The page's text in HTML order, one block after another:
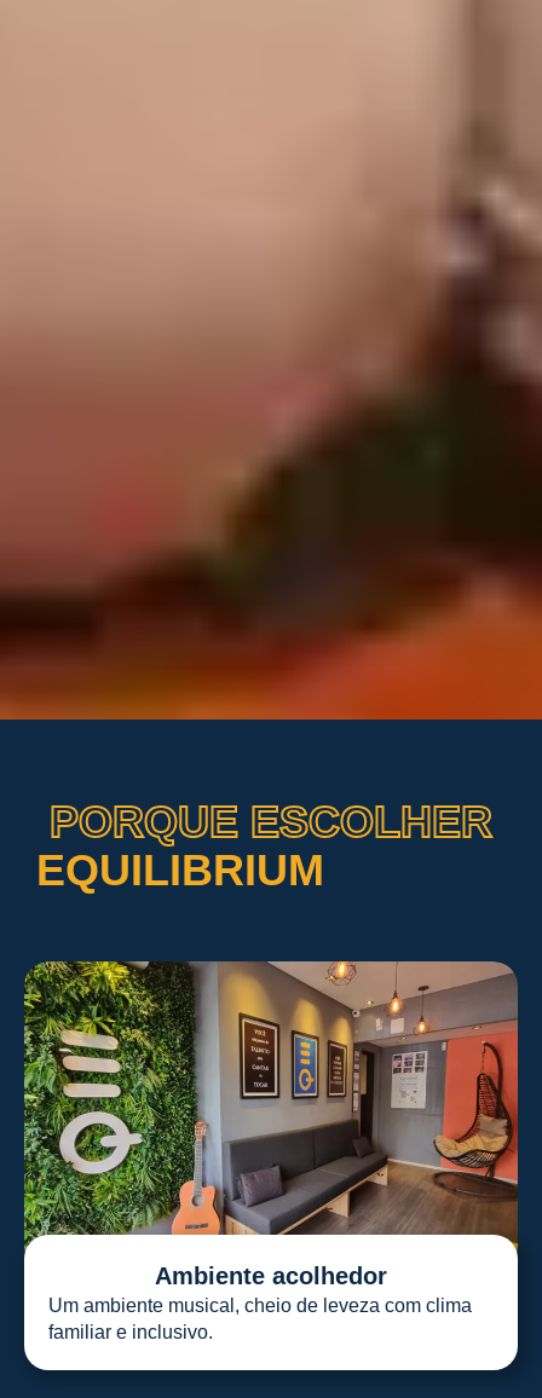
PORQUE ESCOLHER
EQUILIBRIUM
Ambiente acolhedor
Um ambiente musical, cheio de leveza com clima
familiar e inclusivo.